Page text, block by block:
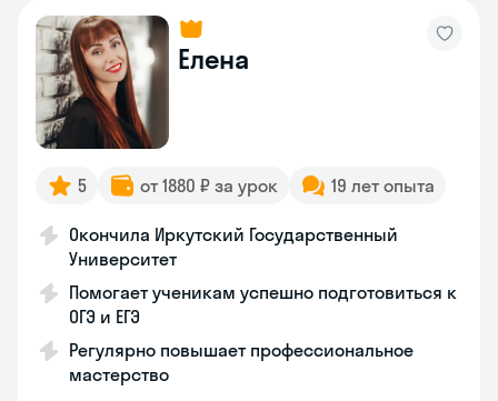
Елена
5 от 1880 ₽ за урок 19 лет опыта
Окончила Иркутский Государственный
Университет
Помогает ученикам успешно подготовиться к
ОГЭ и ЕГЭ
Регулярно повышает профессиональное
мастерство